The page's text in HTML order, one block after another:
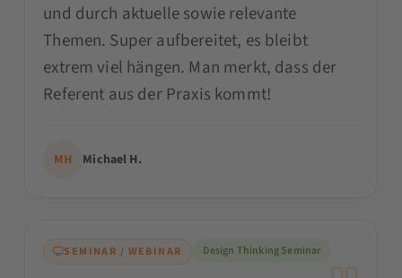
und durch aktuelle sowie relevante
Themen. Super aufbereitet, es bleibt
extrem viel hängen. Man merkt, dass der
Referent aus der Praxis kommt!
MH Michael H.
SEMINAR / WEBINAR Design Thinking Seminar